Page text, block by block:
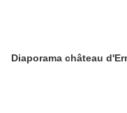
Diaporama château